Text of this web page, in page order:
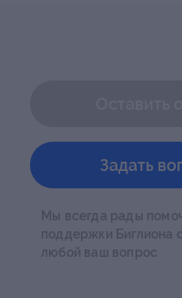
Задать
Мы всегда рады
поддержки Биглиона
любой ваш вопрос